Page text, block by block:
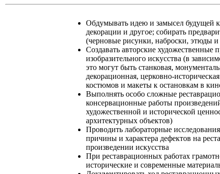
Обдумывать идею и замысел будущей
декорации и другое; собирать
(черновые рисунки, наброски, этюды
Создавать авторские художественные
изобразительного искусства (в
это могут быть станковая,
декорационная, церковно-
костюмов и макеты к остановкам в
Выполнять особо сложные
консервационные работы
художественной и исторической
архитектурных объектов)
Проводить лабораторные
причины и характера дефектов на
произведении искусства
При реставрационных работах
исторические и современные